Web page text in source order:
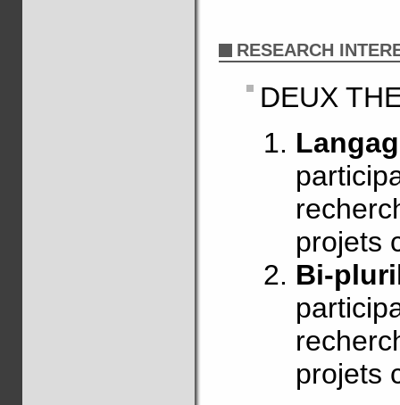
RESEARCH
DEUX
projets
Bi-
projets